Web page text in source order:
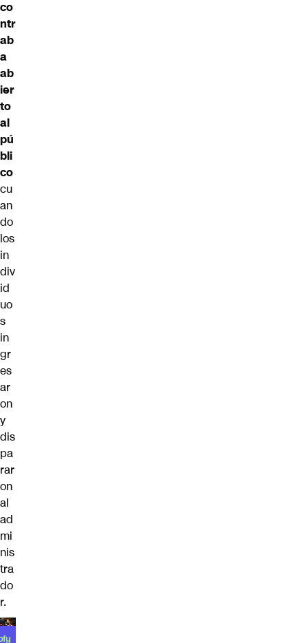
co
ntr
ab
a
ab
ier
to
al
pú
bli
co
cu
an
do
los
in
div
id
uo
s
in
gr
es
ar
on
y
dis
pa
rar
on
al
ad
mi
nis
tra
do
r.